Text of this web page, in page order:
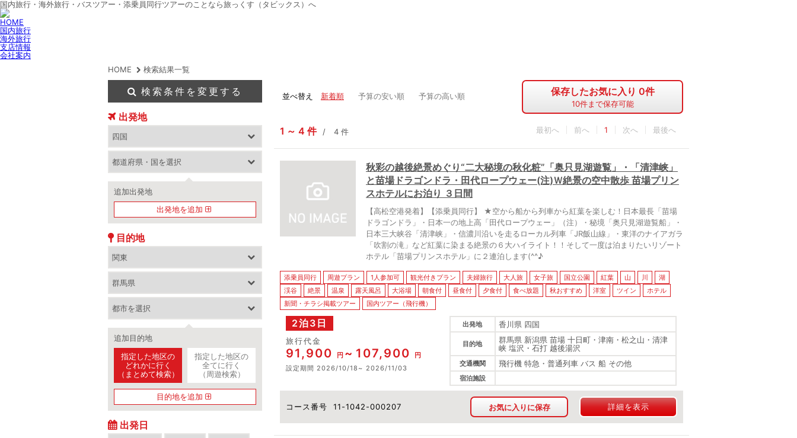
国内旅行・海外旅行・バスツアー・添乗員同行ツアーのことなら旅っくす（タビックス）へ
HOME
国内旅行
海外旅行
支店情報
会社案内
HOME
検索結果一覧
保存したお気に入り 0件
10件まで保存可能
並べ替え 新着順 予算の安い順 予算の高い順
1 4 件 4 件 最初へ 1 最後へ
秋彩の越後絶景めぐり“二大秘境の秋化粧”「奥只見湖遊覧」・「清津峡」
と苗場ドラゴンドラ・田代ロープウェー(注)Ｗ絶景の空中散歩 苗場プリン
スホテルにお泊り ３日間
【高松空港発着】【添乗員同行】 ★空から船から列車から紅葉を楽しむ！日本最長「苗場
ドラゴンドラ」・日本一の地上高「田代ロープウェー」（注）・秘境「奥只見湖遊覧船」・
日本三大峡谷「清津峡」・信濃川沿いを走るローカル列車「JR飯山線」・東洋のナイアガラ
「吹割の滝」など紅葉に染まる絶景の６大ハイライト！！そして一度は泊まりたいリゾート
ホテル「苗場プリンスホテル」に２連泊します(^^♪
添乗員同行 周遊プラン 1人参加可 観光付きプラン 夫婦旅行 大人旅 女子旅 国立公園 紅葉 山 川
湖
渓谷
絶景 温泉 露天風呂 大浴場 朝食付 昼食付 夕食付 食べ放題 秋おすすめ 洋室 ツイン
ホテル
新聞・チラシ掲載ツアー
国内ツアー（飛行機）
2泊3日
コース番号 11-1042-000207
旅行代金
91,900 円 107,900
円
設定期間 2026/10/18 2026/11/03
出発地 香川県 四国
目的地
群馬県 新潟県 苗場 十日町・津南・松之山・清津
峡 塩沢・石打 越後湯沢
交通機関 飛行機 特急・普通列車 バス 船 その他
宿泊施設
お気に入りに保存 詳細を表示
検索条件を変更する
出発地
追加出発地
出発地を追加
目的地
追加目的地
指定した地区の
どれかに行く
（まとめて検索）
指定した地区の
全てに行く
（周遊検索）
目的地を追加
出発日